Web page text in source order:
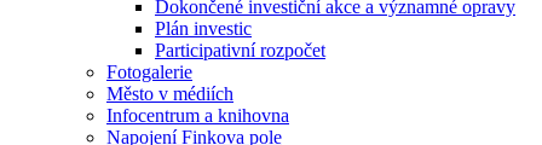
Dokončené investiční akce a významné opravy
Plán investic
Participativní rozpočet
Fotogalerie
Město v médiích
Infocentrum a knihovna
Napojení Finkova pole